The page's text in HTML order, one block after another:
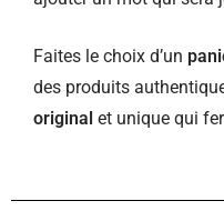
Faites le choix d’un
des produits
original et unique qui